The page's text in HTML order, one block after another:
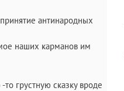
антинародных
наших карманов им
грустную сказку вроде